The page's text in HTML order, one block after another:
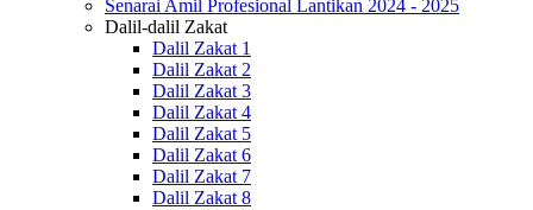
Senarai Amil Profesional Lantikan 2024 - 2025
Dalil-dalil Zakat
Dalil Zakat 1
Dalil Zakat 2
Dalil Zakat 3
Dalil Zakat 4
Dalil Zakat 5
Dalil Zakat 6
Dalil Zakat 7
Dalil Zakat 8